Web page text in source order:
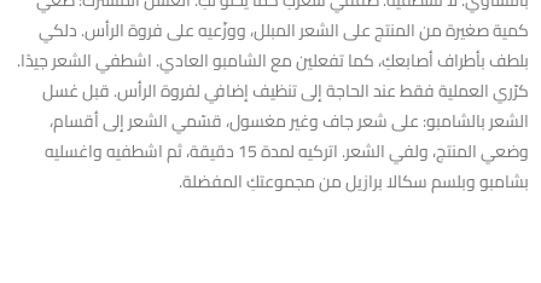
كمية صغيرة من المنتج على الشعر المبلل، ووزّعيه على فروة الرأس. دلكي
بلطف بأطراف أصابعكِ، كما تفعلين مع الشامبو العادي. اشطفي الشعر جيدًا.
كرّري العملية فقط عند الحاجة إلى تنظيف إضافي لفروة الرأس. قبل غسل
الشعر بالشامبو: على شعر جاف وغير مغسول، قسّمي الشعر إلى أقسام،
وضعي المنتج، ولفي الشعر. اتركيه لمدة 15 دقيقة، ثم اشطفيه واغسليه
بشامبو وبلسم سكالا برازيل من مجموعتكِ المفضلة.